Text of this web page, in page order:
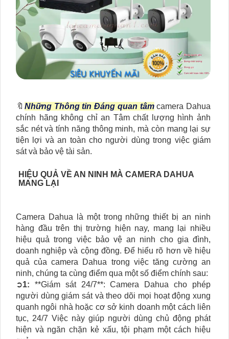
🔖 Những Thông tin Đáng quan tâmcamera Dahua
chính hãng không chỉ an Tâm chất lượng hình ảnh
sắc nét và tính năng thông minh, mà còn mang lại sự
tiện lợi và an toàn cho người dùng trong việc giám
sát và bảo vệ tài sản.
HIỆU QUẢ VỀ AN NINH MÀ CAMERA DAHUA
MANG LẠI
Camera Dahua là một trong những thiết bị an ninh
hàng đầu trên thị trường hiện nay, mang lại nhiều
hiệu quả trong việc bảo vệ an ninh cho gia đình,
doanh nghiệp và cộng đồng. Để hiểu rõ hơn về hiệu
quả của camera Dahua trong việc tăng cường an
ninh, chúng ta cùng điểm qua một số điểm chính sau:
➲1: **Giám sát 24/7**: Camera Dahua cho phép
người dùng giám sát và theo dõi mọi hoạt động xung
quanh ngôi nhà hoặc cơ sở kinh doanh một cách liên
tục, 24/7 Việc này giúp người dùng chủ động phát
hiện và ngăn chặn kẻ xấu, tội phạm một cách hiệu